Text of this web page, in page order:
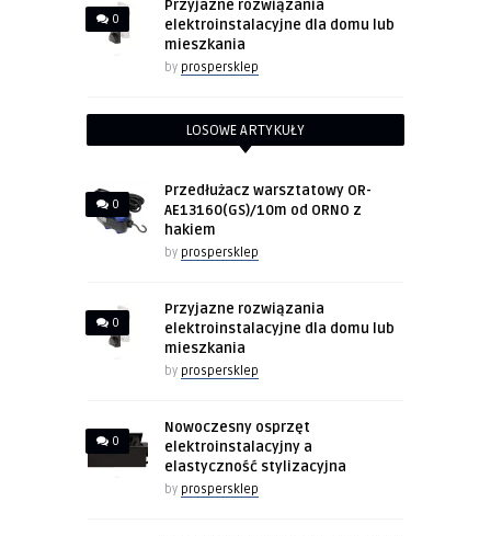
0
Przyjazne rozwiązania
elektroinstalacyjne dla domu lub
mieszkania
by prospersklep
LOSOWE ARTYKUŁY
0
Przedłużacz warsztatowy OR-
AE13160(GS)/10m od ORNO z
hakiem
by prospersklep
0
Przyjazne rozwiązania
elektroinstalacyjne dla domu lub
mieszkania
by prospersklep
0
Nowoczesny osprzęt
elektroinstalacyjny a
elastyczność stylizacyjna
by prospersklep